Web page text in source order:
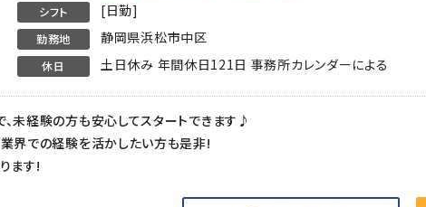
シフト [日勤]
勤務地 静岡県浜松市中区
休日 土日休み 年間休日121日 事務所カレンダーによる
未経験の方も安心してスタートできます♪
界での経験を活かしたい方も是非!
ます!